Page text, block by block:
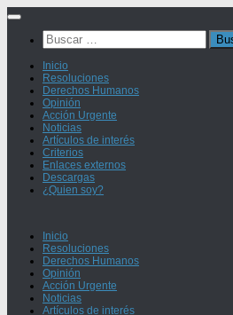
Saltar
contenidoBuscar:
Inicio
Resoluciones
Derechos Humanos
Opinión
Acción Urgente
Noticias
Artículos de interés
Criterios
Enlaces externos
Descargas
¿Quien soy?
Inicio
Resoluciones
Derechos Humanos
Opinión
Acción Urgente
Noticias
Artículos de interés